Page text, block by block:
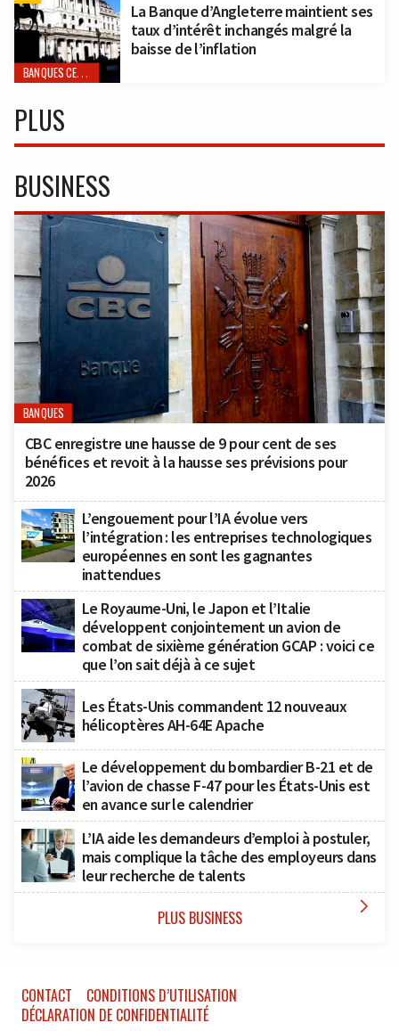
BANQUES CENTRALES
La Banque d’Angleterre maintient ses
taux d’intérêt inchangés malgré la
baisse de l’inflation
PLUS
BUSINESS
BANQUES
CBC enregistre une hausse de 9 pour cent de ses
bénéfices et revoit à la hausse ses prévisions pour
2026
L’engouement pour l’IA évolue vers
l’intégration : les entreprises technologiques
européennes en sont les gagnantes
inattendues
Le Royaume-Uni, le Japon et l’Italie
développent conjointement un avion de
combat de sixième génération GCAP : voici ce
que l’on sait déjà à ce sujet
Les États-Unis commandent 12 nouveaux
hélicoptères AH-64E Apache
Le développement du bombardier B-21 et de
l’avion de chasse F-47 pour les États-Unis est
en avance sur le calendrier
L’IA aide les demandeurs d’emploi à postuler,
mais complique la tâche des employeurs dans
leur recherche de talents
PLUS BUSINESS 
CONTACT
CONDITIONS D’UTILISATION
DÉCLARATION DE CONFIDENTIALITÉ